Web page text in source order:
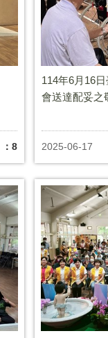
：8
114年6月16
會送達配妥之
2025-06-17